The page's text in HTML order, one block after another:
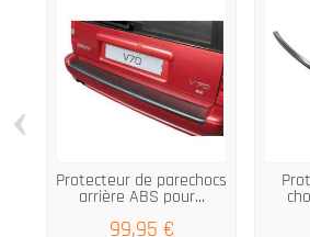
Protecteur de parechocs
arrière ABS pour...
99,95 €
‹